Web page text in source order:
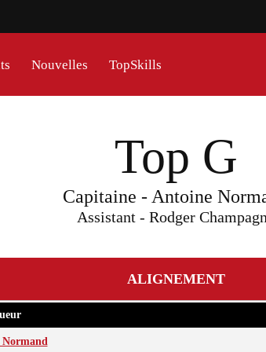
Nouvelles TopSkills
Top G
Capitaine - Antoine
Assistant - Rodger
ALIGNEMENT